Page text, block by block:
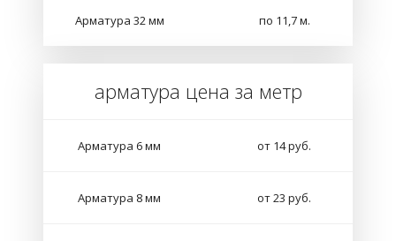
Арматура 32 мм по 11,7 м.
арматура цена за метр
Арматура 6 мм от 14 руб.
Арматура 8 мм от 23 руб.